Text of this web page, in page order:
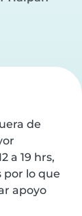
de
a 19 hrs,
por lo que
apoyo